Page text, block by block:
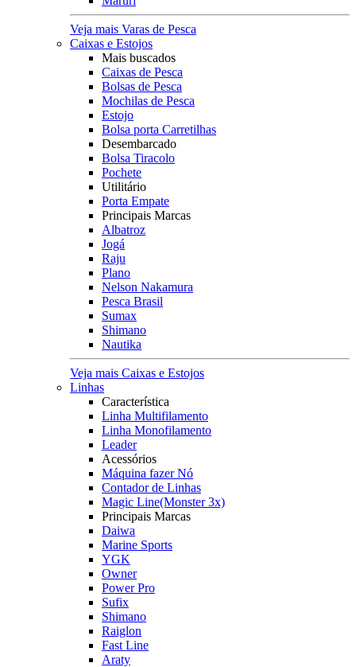
Veja mais Varas de Pesca
Caixas e Estojos
Mais buscados
Caixas de Pesca
Bolsas de Pesca
Mochilas de Pesca
Estojo
Bolsa porta Carretilhas
Desembarcado
Bolsa Tiracolo
Pochete
Utilitário
Porta Empate
Principais Marcas
Albatroz
Jogá
Raju
Plano
Nelson Nakamura
Pesca Brasil
Sumax
Shimano
Nautika
Veja mais Caixas e Estojos
Linhas
Característica
Linha Multifilamento
Linha Monofilamento
Leader
Acessórios
Máquina fazer Nó
Contador de Linhas
Magic Line(Monster 3x)
Principais Marcas
Daiwa
Marine Sports
YGK
Owner
Power Pro
Sufix
Shimano
Raiglon
Fast Line
Araty